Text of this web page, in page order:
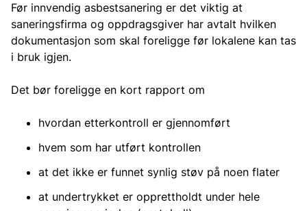
Før innvendig asbestsanering er det viktig at
saneringsfirma og oppdragsgiver har avtalt hvilken
dokumentasjon som skal foreligge før lokalene kan tas
i bruk igjen.
Det bør foreligge en kort rapport om
hvordan etterkontroll er gjennomført
hvem som har utført kontrollen
at det ikke er funnet synlig støv på noen flater
at undertrykket er opprettholdt under hele